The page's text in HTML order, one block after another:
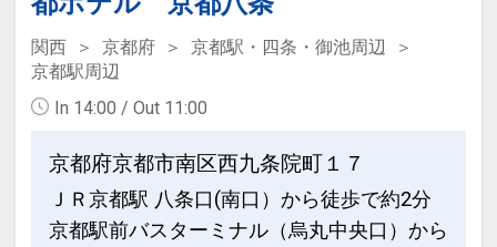
関西 京都府
京都駅・四条・御池周辺
京都駅周辺
In 14:00 / Out 11:00
京都府京都市南区西九条院町１７
ＪＲ京都駅 八条口(南口）から徒歩で約2分
京都駅前バスターミナル（烏丸中央口）から